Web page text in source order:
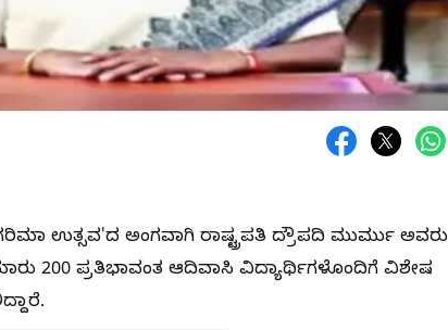
ಉತ್ಸವ'ದ ಅಂಗವಾಗಿ ರಾಷ್ಟ್ರಪತಿ ದ್ರೌಪದಿ ಮುರ್ಮು ಅವರು
200 ಪ್ರತಿಭಾವಂತ ಆದಿವಾಸಿ ವಿದ್ಯಾರ್ಥಿಗಳೊಂದಿಗೆ ವಿಶೇಷ